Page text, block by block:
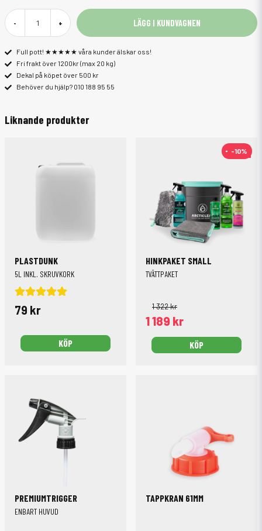
- + LÄGG I KUNDVAGNEN
Full pott! ★★★★★ våra kunder älskar oss!
Fri frakt över 1200kr (max 20 kg)
Dekal på köpet över 500 kr
Behöver du hjälp? 010 188 95 55
Liknande produkter
PLASTDUNK
5L INKL. SKRUVKORK
79 kr
KÖP
HINKPAKET SMALL
TVÄTTPAKET
-10%
1 322 kr
1 189 kr
KÖP
-10%
PREMIUMTRIGGER
ENBART HUVUD
TAPPKRAN 61MM